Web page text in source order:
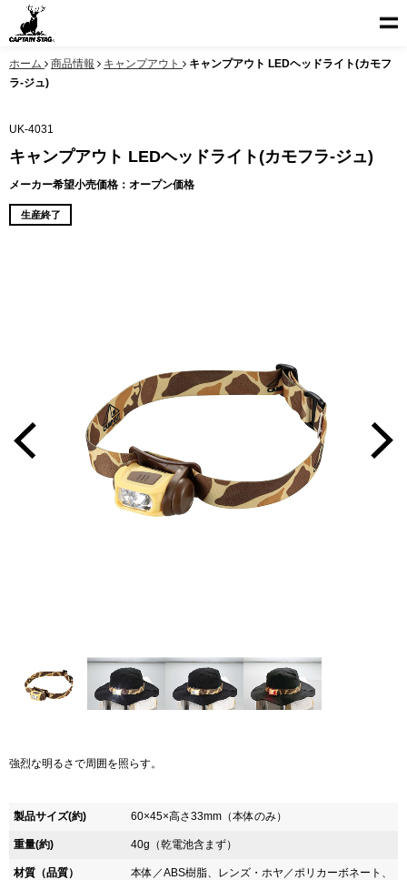
ホーム 商品情報 キャンプアウト
キャンプアウト LEDヘッドライト(カモフ
ラ-ジュ)
UK-4031
キャンプアウト LEDヘッドライト(カモフラ-ジュ)
メーカー希望小売価格：オープン価格
生産終了
強烈な明るさで周囲を照らす。
製品サイズ(約) 60×45×高さ33mm（本体のみ）
重量(約) 40g（乾電池含まず）
材質（品質）
本体／ABS樹脂、レンズ・ホヤ／ポリカーボネート、